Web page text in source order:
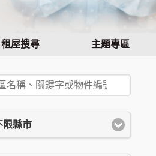
租屋搜尋 主題專區
限縣市